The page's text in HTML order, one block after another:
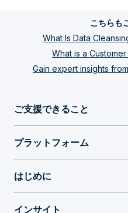
こちらも
What Is Data
What is a
Gain expert insights
ご支援できること
プラットフォーム
はじめに
インサイト